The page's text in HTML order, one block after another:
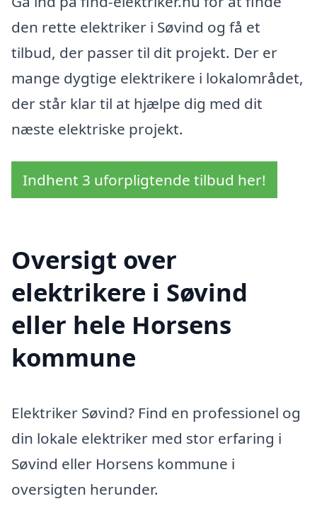
den rette elektriker i Søvind og få et
tilbud, der passer til dit projekt. Der er
mange dygtige elektrikere i lokalområdet,
der står klar til at hjælpe dig med dit
næste elektriske projekt.
Indhent 3 uforpligtende tilbud her!
Oversigt over
elektrikere i Søvind
eller hele Horsens
kommune
Elektriker Søvind? Find en professionel og
din lokale elektriker med stor erfaring i
Søvind eller Horsens kommune i
oversigten herunder.